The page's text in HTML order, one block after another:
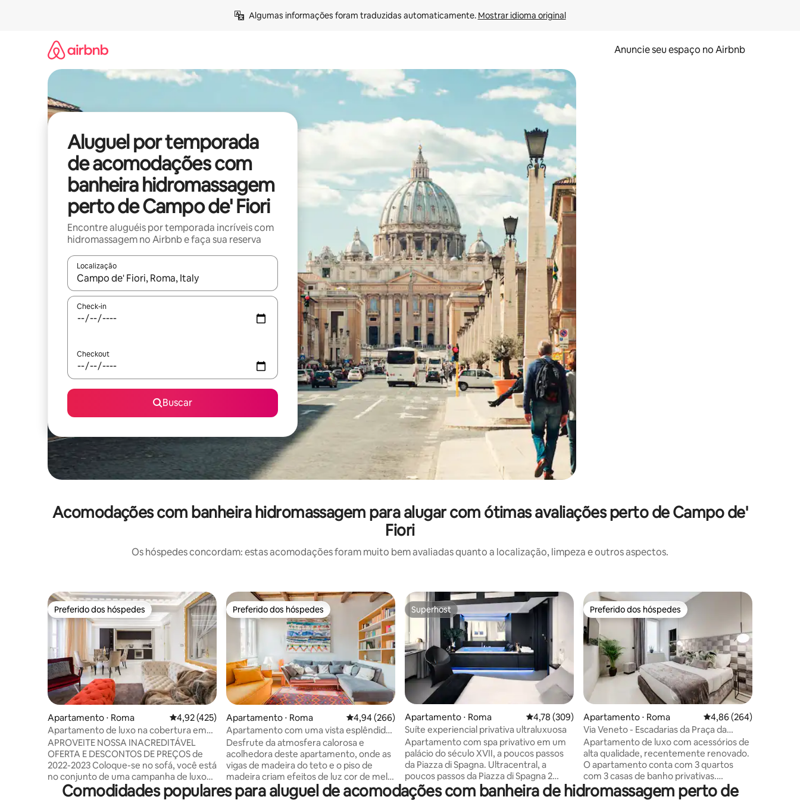
Algumas informações foram traduzidas automaticamente. Mostrar idioma original
Anuncie seu espaço no Airbnb
Aluguel por temporada
de acomodações com
banheira hidromassagem
perto de Campo de' Fiori
Encontre aluguéis por temporada incríveis com
hidromassagem no Airbnb e faça sua reserva
Localização
Quando os resultados estiverem disponíveis, explore-os usando as seta para cima e para baixo do teclado ou tocando e deslizando o dedo na tela.
Check-in
Checkout
Buscar
Acomodações com banheira hidromassagem para alugar com ótimas avaliações perto de Campo de'
Fiori
Os hóspedes concordam: estas acomodações foram muito bem avaliadas quanto a localização, limpeza e outros aspectos.
Preferido dos hóspedes
Preferido dos hóspedes
Apartamento ⋅ Roma 4,92 de uma avaliação média de 5, 425 avaliações
4,92 (425)
Apartamento de luxo na cobertura em
Spanish Steps
APROVEITE NOSSA INACREDITÁVEL
OFERTA E DESCONTOS DE PREÇOS de
2022-2023 Coloque-se no sofá, você está
no conjunto de uma campanha de luxo
de moda. Nesta luxuosa cobertura de
Preferido dos hóspedes
Preferido dos hóspedes
Apartamento ⋅ Roma 4,94 de uma avaliação média de 5, 266 avaliações
4,94 (266)
Apartamento com uma vista esplêndida
sobre os telhados no histórico bairro de
Borgo Pio
Desfrute da atmosfera calorosa e
acolhedora deste apartamento, onde as
vigas de madeira do teto e o piso de
madeira criam efeitos de luz cor de mel.
A disposição moderna dos espaços é,
Superhost
Superhost
Apartamento ⋅ Roma 4,78 de uma avaliação média de 5, 309 avaliações
4,78 (309)
Suíte experiencial privativa ultraluxuosa
Apartamento com spa privativo em um
palácio do século XVII, a poucos passos
da Piazza di Spagna. Ultracentral, a
poucos passos da Piazza di Spagna 2
quartos à prova de som com camas
Preferido dos hóspedes
Preferido dos hóspedes
Apartamento ⋅ Roma 4,86 de uma avaliação
4,86 (264)
Via Veneto - Escadarias da Praça da
Espanha -Roma Luma Suite 29
Apartamento de luxo com acessórios de
alta qualidade, recentemente renovado.
O apartamento conta com 3 quartos
com 3 casas de banho privativas.
Banheira de hidromassagem privativa
Comodidades populares para aluguel de acomodações com banheira de hidromassagem perto de